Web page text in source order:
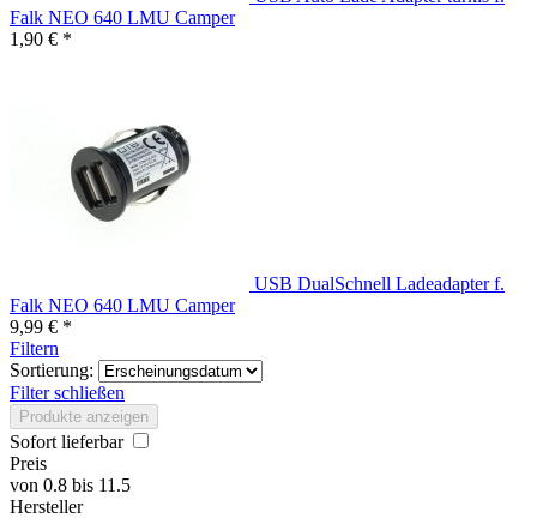
Falk NEO 640 LMU Camper
1,90 € *
USB DualSchnell Ladeadapter f.
Falk NEO 640 LMU Camper
9,99 € *
Filtern
Sortierung:
Filter schließen
Produkte anzeigen
Sofort lieferbar
Preis
von 0.8 bis 11.5
Hersteller